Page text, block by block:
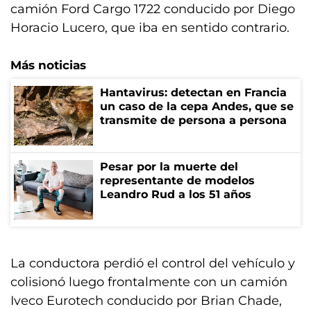
camión Ford Cargo 1722 conducido por Diego
Horacio Lucero, que iba en sentido contrario.
Más noticias
Hantavirus: detectan en Francia
un caso de la cepa Andes, que se
transmite de persona a persona
Pesar por la muerte del
representante de modelos
Leandro Rud a los 51 años
La conductora perdió el control del vehículo y
colisionó luego frontalmente con un camión
Iveco Eurotech conducido por Brian Chade,